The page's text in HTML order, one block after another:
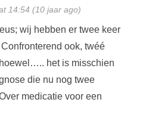
14:54 (10 jaar ago)
wij hebben er twee keer
ook, twéé
het is misschien
die nu nog twee
medicatie voor een